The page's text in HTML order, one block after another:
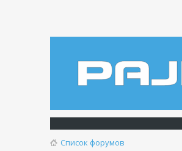
Список форумов